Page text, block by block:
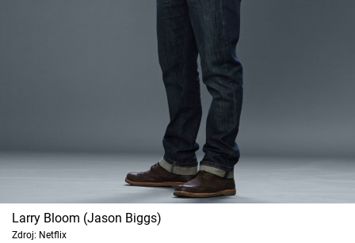
Larry Bloom (Jason Biggs)
Zdroj: Netflix